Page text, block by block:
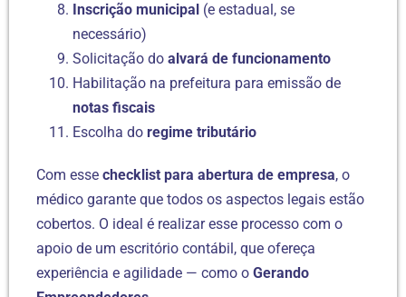
Inscrição municipal (e estadual, se
necessário)
Solicitação do alvará de funcionamento
Habilitação na prefeitura para emissão de
notas fiscais
Escolha do regime tributário
Com esse checklist para abertura de empresa, o
médico garante que todos os aspectos legais estão
cobertos. O ideal é realizar esse processo com o
apoio de um escritório contábil, que ofereça
experiência e agilidade — como o Gerando